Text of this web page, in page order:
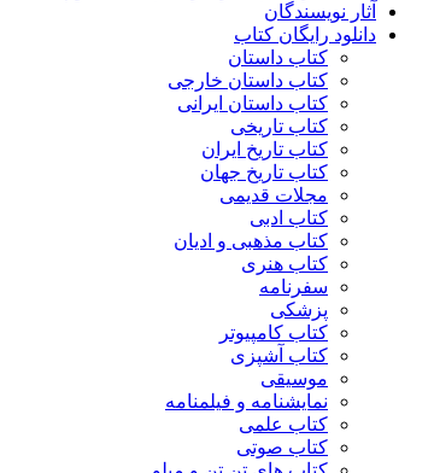
آثار نویسندگان
دانلود رایگان کتاب
کتاب داستان
کتاب داستان خارجی
کتاب داستان ایرانی
کتاب تاریخی
کتاب تاریخ ایران
کتاب تاریخ جهان
مجلات قدیمی
کتاب ادبی
کتاب مذهبی و ادیان
کتاب هنری
سفرنامه
پزشکی
کتاب کامپیوتر
کتاب آشپزی
موسیقی
نمایشنامه و فیلمنامه
کتاب علمی
کتاب صوتی